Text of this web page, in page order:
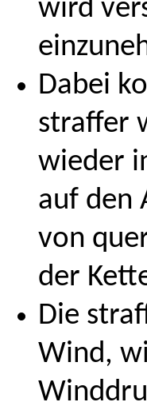
wird
Dabei
straffer
wieder
auf den
von
der
Die
Wind,